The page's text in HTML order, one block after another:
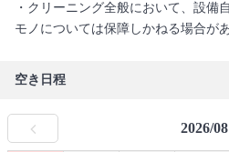
・クリーニング全般において、設備
モノについては保障しかねる場合が
空き日程
2026/08